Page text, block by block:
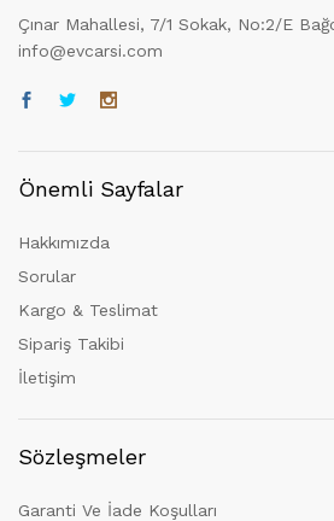
Çınar Mahallesi, 7/1 Sokak, No:2/E
info@evcarsi.com
Önemli Sayfalar
Hakkımızda
Sorular
Kargo & Teslimat
Sipariş Takibi
İletişim
Sözleşmeler
Garanti Ve İade Koşulları